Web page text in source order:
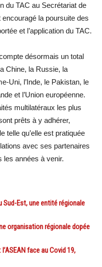
du TAC au Secrétariat de
encouragé la poursuite des
et l’application du TAC.
désormais un total
Chine, la Russie, la
Uni, l’Inde, le Pakistan, le
et l’Union européenne.
multilatéraux les plus
prêts à y adhérer,
telle qu’elle est pratiquée
avec ses partenaires
les années à venir.
Sud-Est, une entité régionale
organisation régionale dopée
l’ASEAN face au Covid 19,